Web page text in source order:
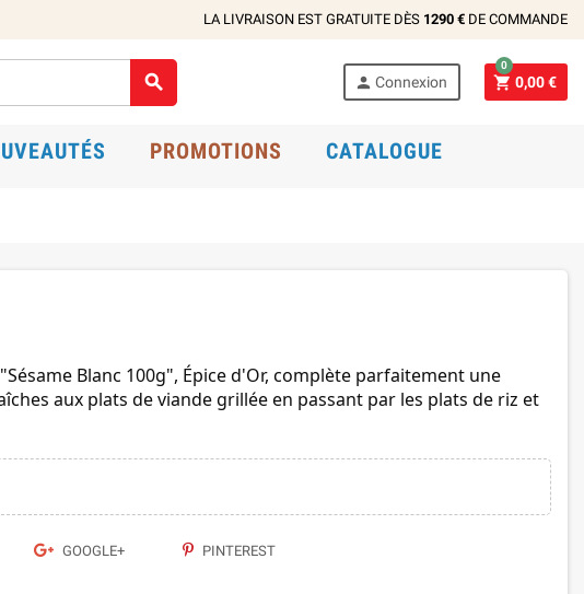
LA LIVRAISON EST GRATUITE DÈS 1290 € DE COMMANDE
  Connexion  0,00 €
0
PROMOTIONS CATALOGUE
Blanc 100g", Épice d'Or, complète parfaitement une
aux plats de viande grillée en passant par les plats de riz et
GOOGLE+ PINTEREST